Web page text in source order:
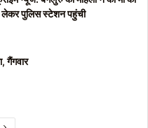
पुलिस स्टेशन पहुंची
गैंगवार